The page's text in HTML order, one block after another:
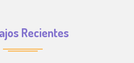
Recientes